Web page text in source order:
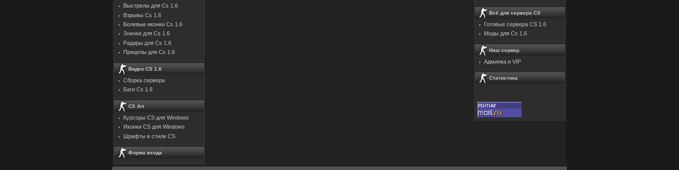
Выстрелы для Cs 1.6
Взрывы Cs 1.6
Болевые иконки Cs 1.6
Значки для Cs 1.6
Радары для Cs 1.6
Прицелы для Cs 1.6
Видео CS 1.6
Сборка сервера
Баги Cs 1.6
CS Art
Курсоры CS для Windows
Иконки CS для Windows
Шрифты в стиле CS
Форма входа
Всё для сервера CS
Готовые сервера CS 1.6
Моды для Cs 1.6
Наш сервер
Админка и VIP
Статистика